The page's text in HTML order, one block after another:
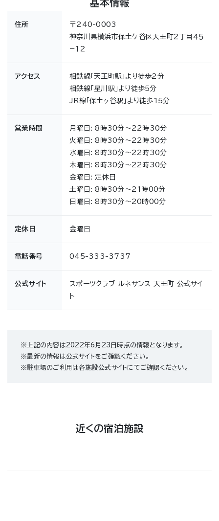
基本情報
住所
〒240-0003
神奈川県横浜市保土ケ谷区天王町２丁目４５
−１２
アクセス
相鉄線「天王町駅」より徒歩2分
相鉄線「星川駅」より徒歩5分
JR線「保土ヶ谷駅」より徒歩15分
営業時間
月曜日: 8時30分～22時30分
火曜日: 8時30分～22時30分
水曜日: 8時30分～22時30分
木曜日: 8時30分～22時30分
金曜日: 定休日
土曜日: 8時30分～21時00分
日曜日: 8時30分～20時00分
定休日 金曜日
電話番号 045-333-3737
公式サイト
スポーツクラブ ルネサンス 天王町 公式サイ
ト
※上記の内容は2022年6月23日時点の情報となります。
※最新の情報は公式サイトをご確認ください。
※駐車場のご利用は各施設公式サイトにてご確認ください。
近くの宿泊施設